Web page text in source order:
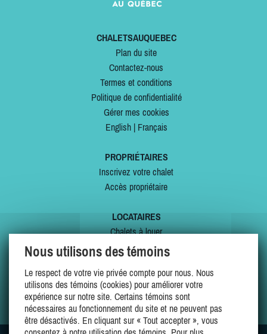
CHALETSAUQUEBEC
Plan du site
Contactez-nous
Termes et conditions
Politique de confidentialité
Gérer mes cookies
English| Français
PROPRIÉTAIRES
Inscrivez votre chalet
Accès propriétaire
LOCATAIRES
Chalets à louer
Chalets à vendre
Offres spéciales
Mes favoris
Nous utilisons des témoins
Le respect de votre vie privée compte pour nous. Nous
utilisons des témoins (cookies) pour améliorer votre
expérience sur notre site. Certains témoins sont
nécessaires au fonctionnement du site et ne peuvent pas
être désactivés. En cliquant sur « Tout accepter », vous